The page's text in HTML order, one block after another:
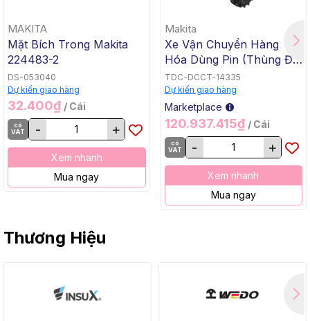
MAKITA
Mặt Bích Trong Makita
224483-2
DS-053040
Dự kiến giao hàng
32.400₫ / Cái
có
VAT
- +
Xem nhanh
Mua ngay
Makita
Xe Vận Chuyển Hàng
Hóa Dùng Pin (Thùng Đế
Bằng, BL, 18Vx2) Makita
DCU605Z
TDC-DCCT-14335
Dự kiến giao hàng
Marketplace
120.937.415₫ / Cái
có
VAT
- +
Xem nhanh
Mua ngay
Thương Hiệu